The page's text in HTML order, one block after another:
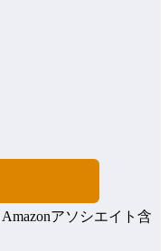
アソシエイト含